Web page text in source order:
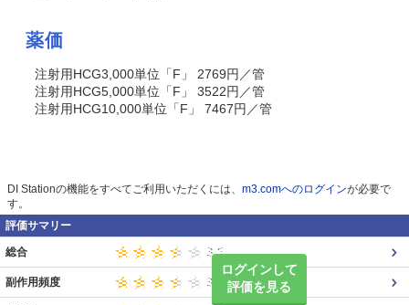
薬価
注射用HCG3,000単位「F」 2769円／管
注射用HCG5,000単位「F」 3522円／管
注射用HCG10,000単位「F」 7467円／管
DI Stationの機能をすべてご利用いただくには、 m3.comへのログインが必要で
す。
評価サマリー
ログインして
評価を見る
総合
副作用頻度